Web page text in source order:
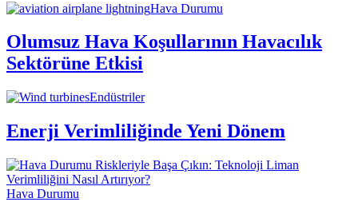
Hava Durumu
Olumsuz Hava Koşullarının Havacılık
Sektörüne Etkisi
Endüstriler
Enerji Verimliliğinde Yeni Dönem
Hava Durumu